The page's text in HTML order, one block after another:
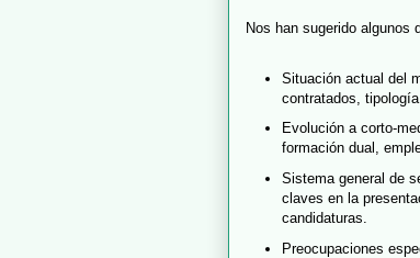
Nos han sugerido algunos
Situación actual del
contratados,
Evolución a corto-
formación dual,
Sistema general de
claves en la
candidaturas.
Preocupaciones